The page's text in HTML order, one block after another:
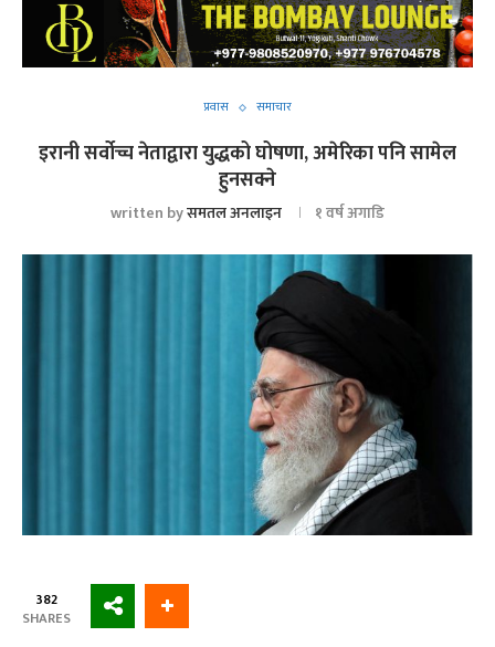
प्रवास समाचार
इरानी सर्वोच्च नेताद्वारा युद्धको घोषणा, अमेरिका पनि सामेल
हुनसक्ने
written byसमतल अनलाइन १ वर्ष अगाडि
382
SHARES